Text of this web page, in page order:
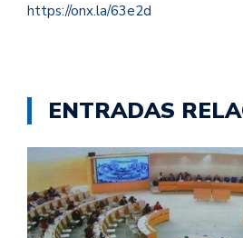
https://onx.la/63e2d
ENTRADAS